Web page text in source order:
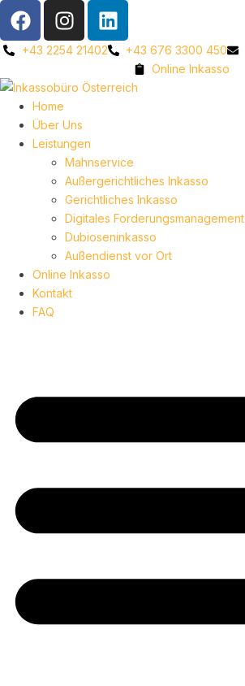
+43 2254 21402 +43 676 3300 450
Online Inkasso
Home
Über Uns
Leistungen
Mahnservice
Außergerichtliches Inkasso
Gerichtliches Inkasso
Digitales Forderungsmanagement
Dubioseninkasso
Außendienst vor Ort
Online Inkasso
Kontakt
FAQ